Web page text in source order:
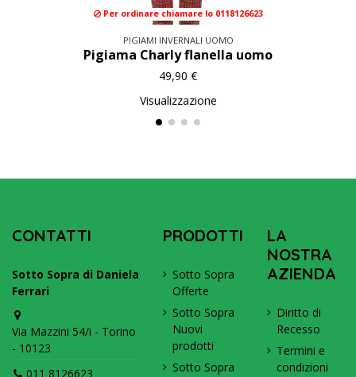
Per ordinare chiamare lo 0118126623
PIGIAMI INVERNALI UOMO
Pigiama Charly flanella uomo
49,90 €
Visualizzazione
CONTATTI
Sotto Sopra di Daniela
Ferrari
Via Mazzini 54/i - Torino
- 10123
011 8126623
PRODOTTI
Sotto Sopra
Offerte
Sotto Sopra
Nuovi
prodotti
Sotto Sopra
LA
NOSTRA
AZIENDA
Diritto di
Recesso
Termini e
condizioni